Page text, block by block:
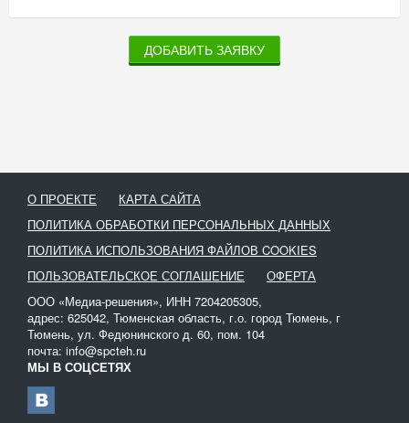
ДОБАВИТЬ ЗАЯВКУ
О ПРОЕКТЕ
КАРТА САЙТА
ПОЛИТИКА ОБРАБОТКИ ПЕРСОНАЛЬНЫХ ДАННЫХ
ПОЛИТИКА ИСПОЛЬЗОВАНИЯ ФАЙЛОВ COOKIES
ПОЛЬЗОВАТЕЛЬСКОЕ СОГЛАШЕНИЕ
ОФЕРТА
ООО «Медиа-решения», ИНН 7204205305,
адрес: 625042, Тюменская область, г.о. город Тюмень, г
Тюмень, ул. Федюнинского д. 60, пом. 104
почта: info@spcteh.ru
МЫ В СОЦСЕТЯХ